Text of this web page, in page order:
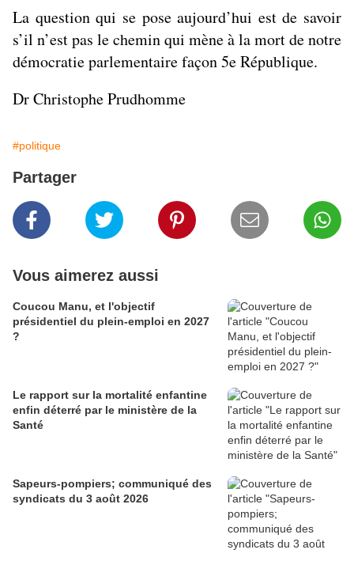
La question qui se pose aujourd’hui est de savoir
s’il n’est pas le chemin qui mène à la mort de notre
démocratie parlementaire façon 5e République.
Dr Christophe Prudhomme
#politique
Partager
Vous aimerez aussi
Coucou Manu, et l'objectif
présidentiel du plein-emploi en 2027
?
Le rapport sur la mortalité enfantine
enfin déterré par le ministère de la
Santé
Sapeurs-pompiers; communiqué des
syndicats du 3 août 2026